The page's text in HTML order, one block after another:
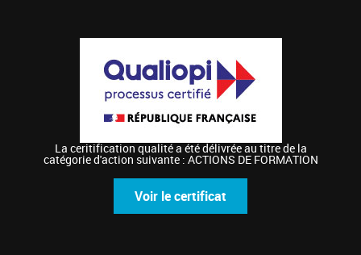
La ceritification qualité a été délivrée au titre de la
catégorie d'action suivante : ACTIONS DE FORMATION
Voir le certificat